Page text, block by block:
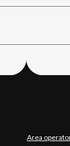
Area